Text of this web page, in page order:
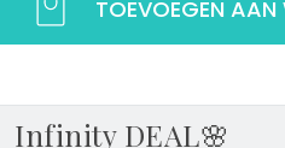
infinity
TOEVOEGEN AAN
Infinity DEAL🌸